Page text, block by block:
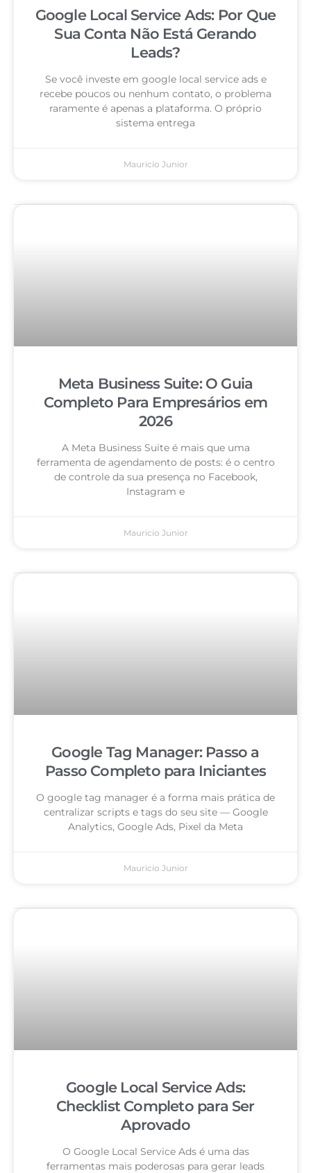
Google Local Service Ads: Por Que
Sua Conta Não Está Gerando
Leads?
Se você investe em google local service ads e
recebe poucos ou nenhum contato, o problema
raramente é apenas a plataforma. O próprio
sistema entrega
Mauricio Junior
Meta Business Suite: O Guia
Completo Para Empresários em
2026
A Meta Business Suite é mais que uma
ferramenta de agendamento de posts: é o centro
de controle da sua presença no Facebook,
Instagram e
Mauricio Junior
Google Tag Manager: Passo a
Passo Completo para Iniciantes
O google tag manager é a forma mais prática de
centralizar scripts e tags do seu site — Google
Analytics, Google Ads, Pixel da Meta
Mauricio Junior
Google Local Service Ads:
Checklist Completo para Ser
Aprovado
O Google Local Service Ads é uma das
ferramentas mais poderosas para gerar leads